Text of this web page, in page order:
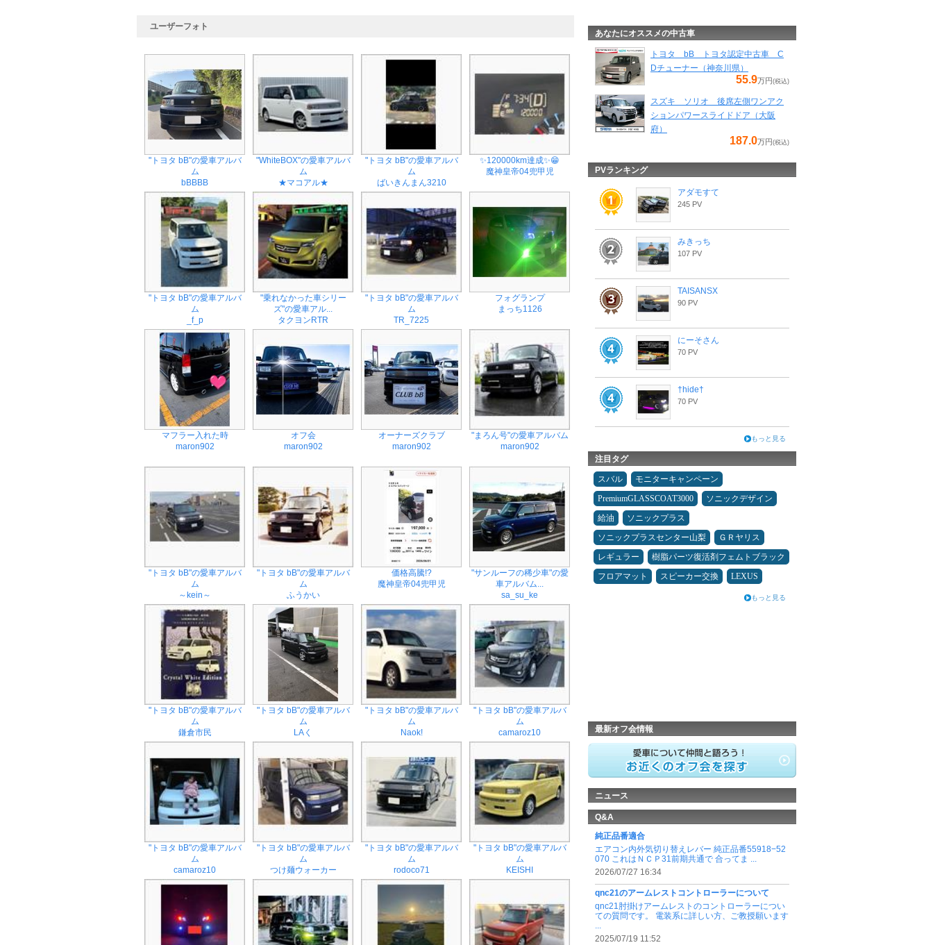
ユーザーフォト
"トヨタ bB"の愛車アルバ
ム
bBBBB
"WhiteBOX"の愛車アルバ
ム
★マコアル★
"トヨタ bB"の愛車アルバ
ム
ばいきんまん3210
✨️120000km達成✨️😁
魔神皇帝04兜甲児
"トヨタ bB"の愛車アルバ
ム
_f_p
"乗れなかった車シリー
ズ"の愛車アル...
タクヨンRTR
"トヨタ bB"の愛車アルバ
ム
TR_7225
フォグランプ
まっち1126
マフラー入れた時
maron902
オフ会
maron902
オーナーズクラブ
maron902
"まろん号"の愛車アルバム
maron902
"トヨタ bB"の愛車アルバ
ム
～kein～
"トヨタ bB"の愛車アルバ
ム
ふうかい
価格高騰!?
魔神皇帝04兜甲児
"サンルーフの稀少車"の愛
車アルバム...
sa_su_ke
"トヨタ bB"の愛車アルバ
ム
鎌倉市民
"トヨタ bB"の愛車アルバ
ム
LAく
"トヨタ bB"の愛車アルバ
ム
Naok!
"トヨタ bB"の愛車アルバ
ム
camaroz10
"トヨタ bB"の愛車アルバ
ム
camaroz10
"トヨタ bB"の愛車アルバ
ム
つけ麺ウォーカー
"トヨタ bB"の愛車アルバ
ム
rodoco71
"トヨタ bB"の愛車アルバ
ム
KEISHI
あなたにオススメの中古車
トヨタ bB トヨタ認定中古車 C
Dチューナー（神奈川県）
55.9万円 (税込)
スズキ ソリオ 後席左側ワンアク
ションパワースライドドア（大阪
府）
187.0万円 (税込)
PVランキング
アダモすて
245 PV
みきっち
107 PV
TAISANSX
90 PV
にーそさん
70 PV
†hide†
70 PV
もっと見る
注目タグ
スバル
モニターキャンペーン
PremiumGLASSCOAT3000
ソニックデザイン
給油
ソニックプラス
ソニックプラスセンター山梨
ＧＲヤリス
レギュラー
樹脂パーツ復活剤フェムトブラック
フロアマット
スピーカー交換 LEXUS
もっと見る
最新オフ会情報
ニュース
Q&A
純正品番適合
エアコン内外気切り替えレバー 純正品番55918−52
070 これはＮＣＰ31前期共通で 合ってま ...
2026/07/27 16:34
qnc21のアームレストコントローラーについて
qnc21肘掛けアームレストのコントローラーについ
ての質問です。 電装系に詳しい方、ご教授願います
...
2025/07/19 11:52